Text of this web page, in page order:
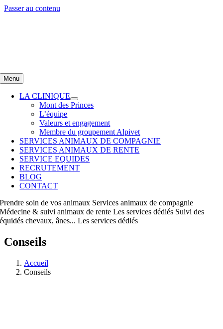
Passer au contenu
Menu
LA CLINIQUE
Mont des Princes
L’équipe
Valeurs et engagement
Membre du groupement Alpivet
SERVICES ANIMAUX DE COMPAGNIE
SERVICES ANIMAUX DE RENTE
SERVICE EQUIDES
RECRUTEMENT
BLOG
CONTACT
Prendre soin de vos animaux Services animaux de compagnie
Médecine & suivi animaux de rente Les services dédiés Suivi des
équidés chevaux, ânes... Les services dédiés
Conseils
Accueil
Conseils